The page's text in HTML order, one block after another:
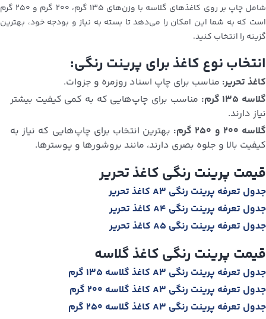
شامل چاپ بر روی کاغذهای گلاسه با وزن‌های ۱۳۵ گرم، ۲۰۰ گرم و ۲۵۰ گرم
است که به شما این امکان را می‌دهد تا بسته به نیاز و بودجه خود، بهترین
گزینه را انتخاب کنید.
انتخاب نوع کاغذ برای پرینت رنگی:
کاغذ تحریر: مناسب برای چاپ اسناد روزمره و جزوات.
گلاسه ۱۳۵ گرم:
مناسب برای چاپ‌هایی که به کمی کیفیت بیشتر
نیاز دارند.
گلاسه ۲۰۰ و ۲۵۰ گرم:
بهترین انتخاب برای چاپ‌هایی که نیاز به
کیفیت بالا و جلوه بصری دارند، مانند بروشورها و پوسترها.
قیمت پرینت رنگی کاغذ تحریر
جدول تعرفه پرینت رنگی A3 کاغذ تحریر
جدول تعرفه پرینت رنگی A4 کاغذ تحریر
جدول تعرفه پرینت رنگی A5 کاغذ تحریر
قیمت پرینت رنگی کاغذ گلاسه
جدول تعرفه پرینت رنگی A3 کاغذ گلاسه 135 گرم
جدول تعرفه پرینت رنگی A3 کاغذ گلاسه 200 گرم
جدول تعرفه پرینت رنگی A3 کاغذ گلاسه 250 گرم